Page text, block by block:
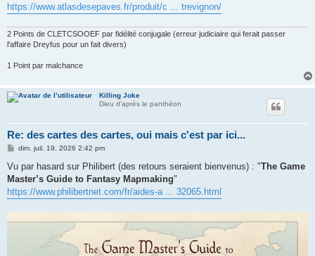
https://www.atlasdesepaves.fr/produit/c ... trevignon/
2 Points de CLETCSOOEF par fidélité conjugale (erreur judiciaire qui ferait passer
l'affaire Dreyfus pour un fait divers)
1 Point par malchance
Killing Joke
Dieu d'après le panthéon
Re: des cartes des cartes, oui mais c'est par ici...
M
s
a
g
e
dim. juil. 19, 2026 2:42 pm
Vu par hasard sur Philibert (des retours seraient bienvenus) : "The Game
Master’s Guide to Fantasy Mapmaking"
https://www.philibertnet.com/fr/aides-a ... 32065.html